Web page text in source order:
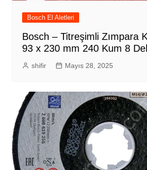
Bosch El Aletleri
Bosch – Titreşimli Zımpara
93 x 230 mm 240 Kum 8
shifir Mayıs 28, 2025